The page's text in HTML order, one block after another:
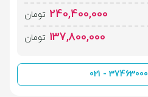
240,400,000 تومان
137,800,000 تومان
021 - 37463000